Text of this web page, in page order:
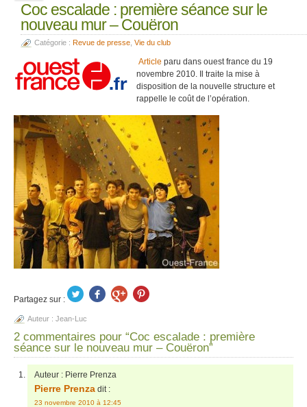
Coc escalade : première séance sur le
nouveau mur – Couëron
Catégorie : Revue de presse Vie du club
Article paru dans ouest france du 19
novembre 2010. Il traite la mise à
disposition de la nouvelle structure et
rappelle le coût de l’opération.
Partagez sur :
Auteur : Jean-Luc
2 commentaires pour “Coc escalade : première
séance sur le nouveau mur – Couëron”
Auteur : Pierre Prenza
Pierre Prenza dit :
23 novembre 2010 à 12:45